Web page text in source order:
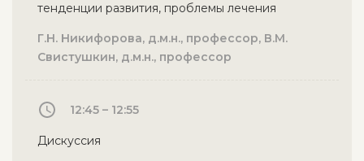
тенденции развития, проблемы лечения
Г.Н. Никифорова, д.м.н., профессор, В.М.
Свистушкин, д.м.н., профессор
12:45 – 12:55
Дискуссия